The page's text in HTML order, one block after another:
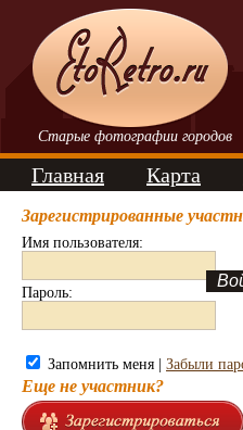
Старые фотографии городов
Главная Карта
Зарегистрированные
Имя пользователя:
Пароль:
Запомнить меня | Забыли
Еще не участник?